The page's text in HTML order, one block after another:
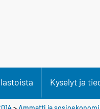
Kyselyt ja